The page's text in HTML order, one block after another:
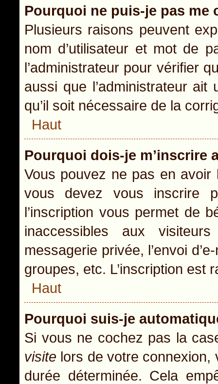
Pourquoi ne puis-je pas me
Plusieurs raisons peuvent
nom d’utilisateur et mot de
l’administrateur pour vérifier
aussi que l’administrateur
qu’il soit nécessaire de la
Haut
Pourquoi dois-je m’inscrire
Vous pouvez ne pas en avoir
vous devez vous inscrire
l’inscription vous permet de
inaccessibles aux
messagerie privée, l’envoi
groupes, etc. L’inscription est
Haut
Pourquoi suis-je
Si vous ne cochez pas la
visite lors de votre connexion,
durée déterminée. Cela